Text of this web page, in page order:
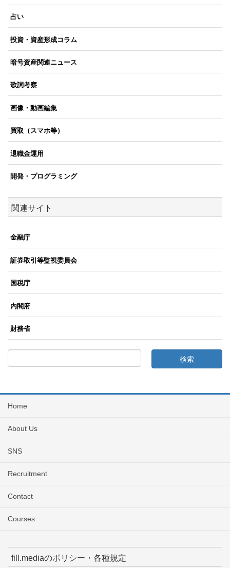
占い
投資・資産形成コラム
暗号資産関連ニュース
歌詞考察
画像・動画編集
買取（スマホ等）
退職金運用
開発・プログラミング
関連サイト
金融庁
証券取引等監視委員会
国税庁
内閣府
財務省
Home
About Us
SNS
Recruitment
Contact
Courses
fill.mediaのポリシー・各種規定